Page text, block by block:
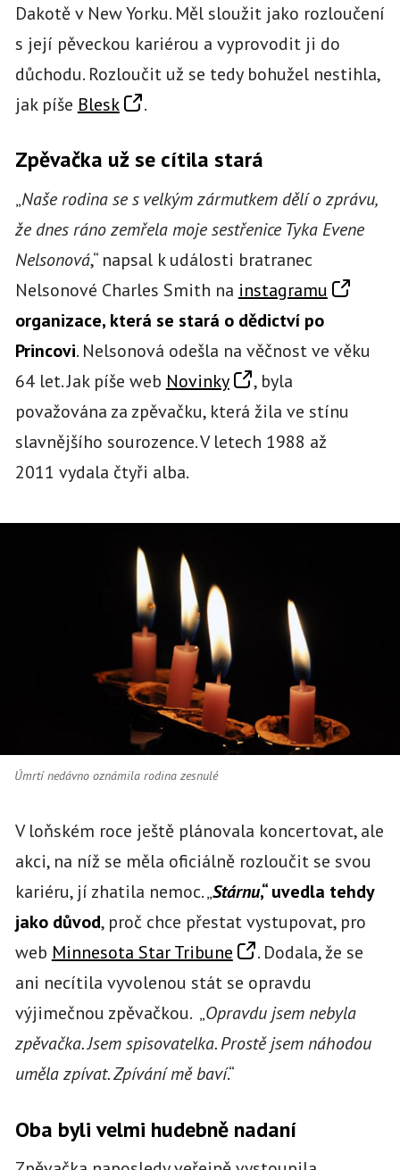
Dakotě v New Yorku. Měl sloužit jako rozloučení
s její pěveckou kariérou a vyprovodit ji do
důchodu. Rozloučit už se tedy bohužel nestihla,
jak píše Blesk .
Zpěvačka už se cítila stará
„Naše rodina se s velkým zármutkem dělí o zprávu,
že dnes ráno zemřela moje sestřenice Tyka Evene
Nelsonová,“ napsal k události bratranec
Nelsonové Charles Smith na instagramu
organizace, která se stará o dědictví po
Princovi. Nelsonová odešla na věčnost ve věku
64 let. Jak píše web Novinky
, byla
považována za zpěvačku, která žila ve stínu
slavnějšího sourozence. V letech 1988 až
2011 vydala čtyři alba.
Úmrtí nedávno oznámila rodina zesnulé
V loňském roce ještě plánovala koncertovat, ale
akci, na níž se měla oficiálně rozloučit se svou
kariéru, jí zhatila nemoc. „Stárnu,“ uvedla tehdy
jako důvod, proč chce přestat vystupovat, pro
web Minnesota Star Tribune
. Dodala, že se
ani necítila vyvolenou stát se opravdu
výjimečnou zpěvačkou. „Opravdu jsem nebyla
zpěvačka. Jsem spisovatelka. Prostě jsem náhodou
uměla zpívat. Zpívání mě baví.“
Oba byli velmi hudebně nadaní